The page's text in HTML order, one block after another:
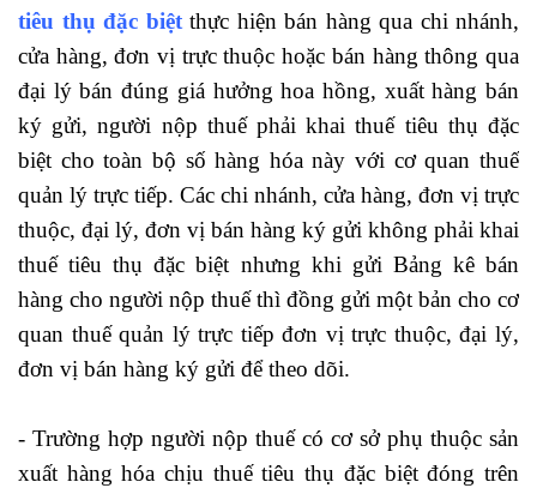
tiêu thụ đặc biệtthực hiện bán hàng qua chi nhánh,
cửa hàng, đơn vị trực thuộc hoặc bán hàng thông qua
đại lý bán đúng giá hưởng hoa hồng, xuất hàng bán
ký gửi, người nộp thuế phải khai thuế tiêu thụ đặc
biệt cho toàn bộ số hàng hóa này với cơ quan thuế
quản lý trực tiếp. Các chi nhánh, cửa hàng, đơn vị trực
thuộc, đại lý, đơn vị bán hàng ký gửi không phải khai
thuế tiêu thụ đặc biệt nhưng khi gửi Bảng kê bán
hàng cho người nộp thuế thì đồng gửi một bản cho cơ
quan thuế quản lý trực tiếp đơn vị trực thuộc, đại lý,
đơn vị bán hàng ký gửi để theo dõi.
- Trường hợp người nộp thuế có cơ sở phụ thuộc sản
xuất hàng hóa chịu thuế tiêu thụ đặc biệt đóng trên